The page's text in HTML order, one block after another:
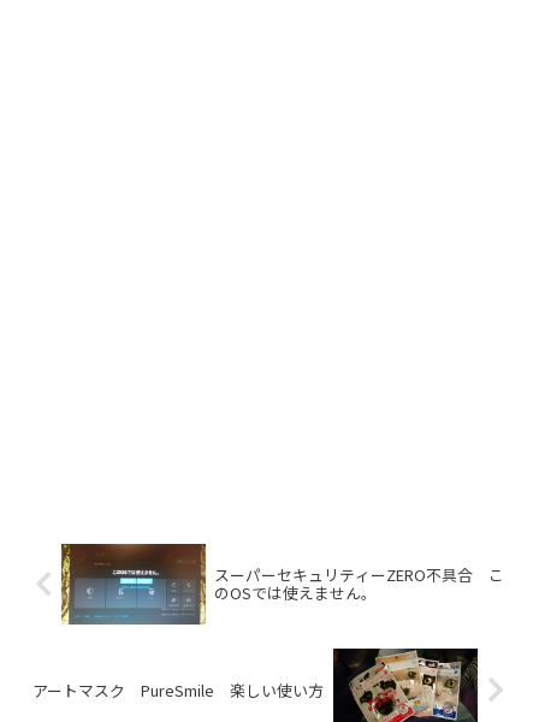
スーパーセキュリティーZERO不具合 こ
のOSでは使えません。
アートマスク PureSmile 楽しい使い方